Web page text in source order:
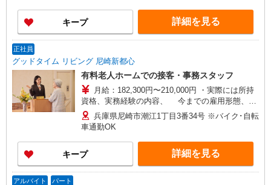
キープ 詳細を見る
正社員
グッドタイム リビング 尼崎新都心
有料老人ホームでの接客・事務スタッフ
月給：182,300円〜210,000円 ・実際には所持
資格、実務経験の内容、 今までの雇用形態、能
力等を鑑みて給与を決定。 ・時間外勤務手当は、
別途支給。サービス残業なし。
兵庫県尼崎市潮江1丁目3番34号 ※バイク･自転
車通勤OK
キープ 詳細を見る
アルバイト パート